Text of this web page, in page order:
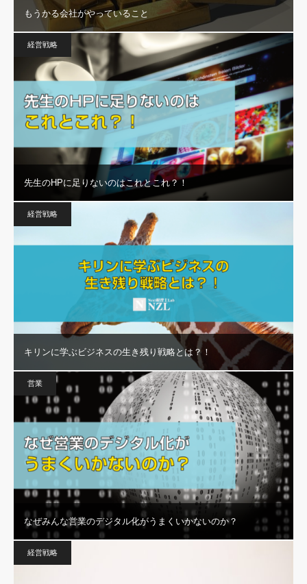
もうかる会社がやっていること
経営戦略
先生のHPに足りないのはこれとこれ？！
経営戦略
キリンに学ぶビジネスの生き残り戦略とは？！
営業
なぜみんな営業のデジタル化がうまくいかないのか？
経営戦略